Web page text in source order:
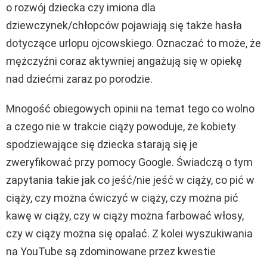
o rozwój dziecka czy imiona dla
dziewczynek/chłopców pojawiają się także hasła
dotyczące urlopu ojcowskiego. Oznaczać to może, że
mężczyźni coraz aktywniej angażują się w opiekę
nad dziećmi zaraz po porodzie.
Mnogość obiegowych opinii na temat tego co wolno
a czego nie w trakcie ciąży powoduje, że kobiety
spodziewające się dziecka starają się je
zweryfikować przy pomocy Google. Świadczą o tym
zapytania takie jak co jeść/nie jeść w ciąży, co pić w
ciąży, czy można ćwiczyć w ciąży, czy można pić
kawę w ciąży, czy w ciąży można farbować włosy,
czy w ciąży można się opalać. Z kolei wyszukiwania
na YouTube są zdominowane przez kwestie